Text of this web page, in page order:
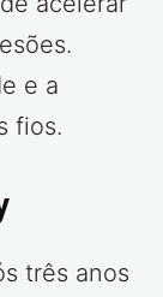
e a
fios.
três anos